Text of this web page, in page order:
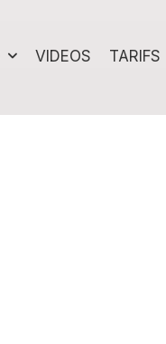
VIDEOS TARIFS